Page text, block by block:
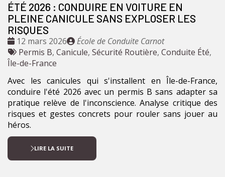
ÉTÉ 2026 : CONDUIRE EN VOITURE EN
PLEINE CANICULE SANS EXPLOSER LES
RISQUES
Date
:
12 mars 2026
Publié
par
École de Conduite Carnot
Tags
:
Permis B, Canicule, Sécurité Routière, Conduite Été,
Île-de-France
Avec les canicules qui s'installent en Île-de-France,
conduire l'été 2026 avec un permis B sans adapter sa
pratique relève de l'inconscience. Analyse critique des
risques et gestes concrets pour rouler sans jouer au
héros.
LIRE LA SUITE